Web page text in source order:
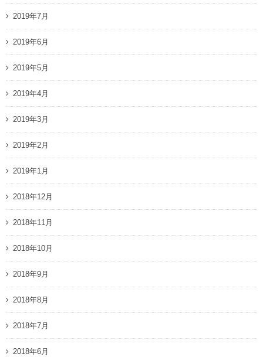
2019年7月
2019年6月
2019年5月
2019年4月
2019年3月
2019年2月
2019年1月
2018年12月
2018年11月
2018年10月
2018年9月
2018年8月
2018年7月
2018年6月